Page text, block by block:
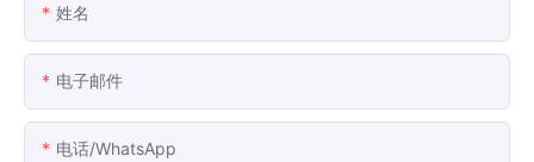
姓名
电子邮件
电话/WhatsApp